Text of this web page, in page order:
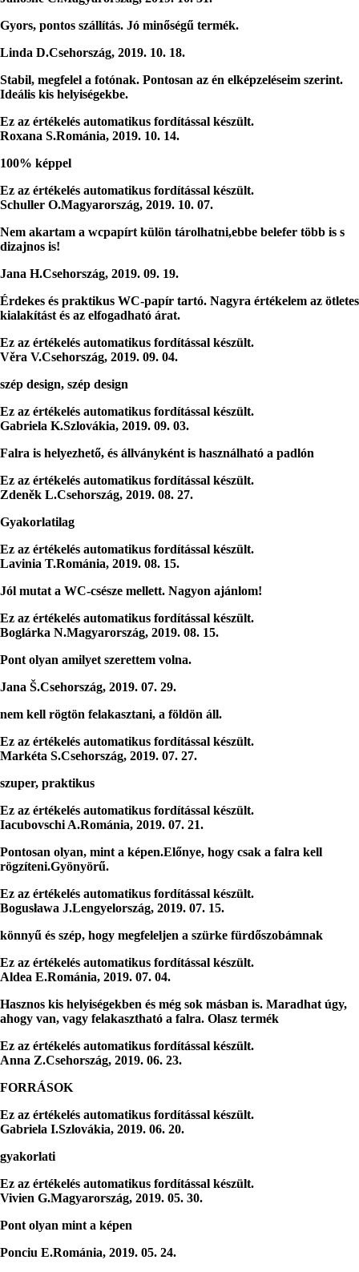
Gyors, pontos szállítás. Jó minőségű termék.
Linda D.Csehország, 2019. 10. 18.
Stabil, megfelel a fotónak. Pontosan az én elképzeléseim szerint.
Ideális kis helyiségekbe.
Ez az értékelés automatikus fordítással készült.
Roxana S.Románia, 2019. 10. 14.
100% képpel
Ez az értékelés automatikus fordítással készült.
Schuller O.Magyarország, 2019. 10. 07.
Nem akartam a wcpapírt külön tárolhatni,ebbe belefer több is s
dizajnos is!
Jana H.Csehország, 2019. 09. 19.
Érdekes és praktikus WC-papír tartó. Nagyra értékelem az ötletes
kialakítást és az elfogadható árat.
Ez az értékelés automatikus fordítással készült.
Věra V.Csehország, 2019. 09. 04.
szép design, szép design
Ez az értékelés automatikus fordítással készült.
Gabriela K.Szlovákia, 2019. 09. 03.
Falra is helyezhető, és állványként is használható a padlón
Ez az értékelés automatikus fordítással készült.
Zdeněk L.Csehország, 2019. 08. 27.
Gyakorlatilag
Ez az értékelés automatikus fordítással készült.
Lavinia T.Románia, 2019. 08. 15.
Jól mutat a WC-csésze mellett. Nagyon ajánlom!
Ez az értékelés automatikus fordítással készült.
Boglárka N.Magyarország, 2019. 08. 15.
Pont olyan amilyet szerettem volna.
Jana Š.Csehország, 2019. 07. 29.
nem kell rögtön felakasztani, a földön áll.
Ez az értékelés automatikus fordítással készült.
Markéta S.Csehország, 2019. 07. 27.
szuper, praktikus
Ez az értékelés automatikus fordítással készült.
Iacubovschi A.Románia, 2019. 07. 21.
Pontosan olyan, mint a képen.Előnye, hogy csak a falra kell
rögzíteni.Gyönyörű.
Ez az értékelés automatikus fordítással készült.
Bogusława J.Lengyelország, 2019. 07. 15.
könnyű és szép, hogy megfeleljen a szürke fürdőszobámnak
Ez az értékelés automatikus fordítással készült.
Aldea E.Románia, 2019. 07. 04.
Hasznos kis helyiségekben és még sok másban is. Maradhat úgy,
ahogy van, vagy felakasztható a falra. Olasz termék
Ez az értékelés automatikus fordítással készült.
Anna Z.Csehország, 2019. 06. 23.
FORRÁSOK
Ez az értékelés automatikus fordítással készült.
Gabriela I.Szlovákia, 2019. 06. 20.
gyakorlati
Ez az értékelés automatikus fordítással készült.
Vivien G.Magyarország, 2019. 05. 30.
Pont olyan mint a képen
Ponciu E.Románia, 2019. 05. 24.